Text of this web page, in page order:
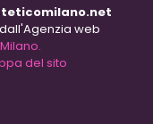
web
del sito